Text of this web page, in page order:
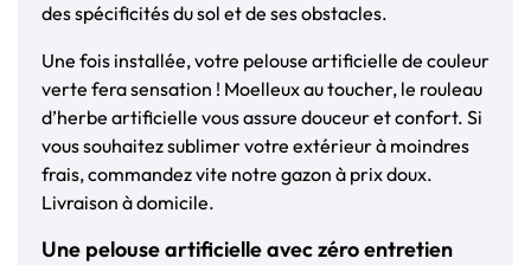
des spécificités du sol et de ses obstacles.
Une fois installée, votre pelouse artificielle de couleur
verte fera sensation ! Moelleux au toucher, le rouleau
d’herbe artificielle vous assure douceur et confort. Si
vous souhaitez sublimer votre extérieur à moindres
frais, commandez vite notre gazon à prix doux.
Livraison à domicile.
Une pelouse artificielle avec zéro entretien